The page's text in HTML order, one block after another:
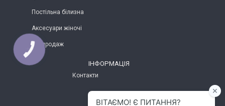
Постільна білизна
Аксесуари жіночі
Розпродаж
ІНФОРМАЦІЯ
Контакти
КНОПКА
ЗВ'ЯЗКУ